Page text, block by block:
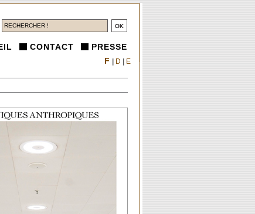
CONTACT PRESSE
F D E